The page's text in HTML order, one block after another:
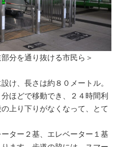
分を通り抜ける市民ら＞
け、長さは約８０メートル。
ほどで移動でき、２４時間利
上り下りがなくなって、とて
ター２基、エレベーター１基